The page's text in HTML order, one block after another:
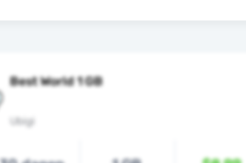
Best World 1 GB
Ubigi